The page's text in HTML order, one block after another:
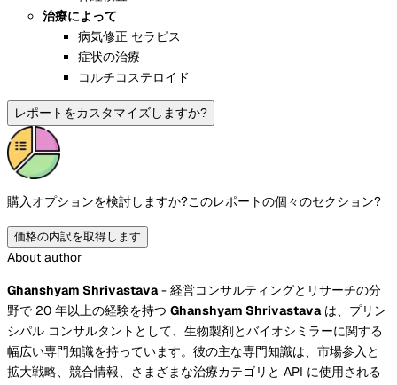
治療によって
病気修正 セラピス
症状の治療
コルチコステロイド
レポートをカスタマイズしますか?
購入オプションを検討しますか?このレポートの個々のセクション?
価格の内訳を取得します
About author
Ghanshyam Shrivastava- 経営コンサルティングとリサーチの分
野で 20 年以上の経験を持つ Ghanshyam Shrivastavaは、プリン
シパル コンサルタントとして、生物製剤とバイオシミラーに関する
幅広い専門知識を持っています。彼の主な専門知識は、市場参入と
拡大戦略、競合情報、さまざまな治療カテゴリと API に使用される